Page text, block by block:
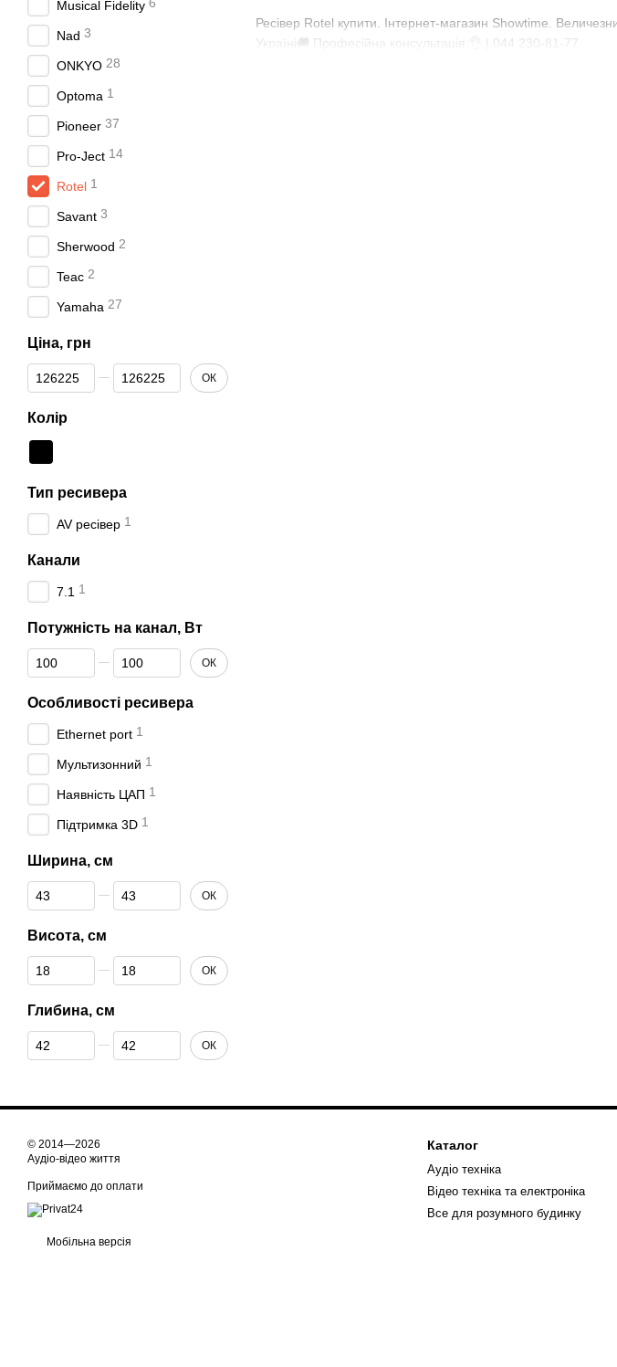
Ресівер Rotel купити. Інтернет-магазин Showtime.
Україні🚚 Професійна консультація:👌 | 044 230-81-77
Musical Fidelity
Nad 3
ONKYO 28
Optoma 1
Pioneer 37
Pro-Ject 14
Rotel 1
Savant 3
Sherwood 2
Teac 2
Yamaha 27
Ціна, грн
Від Ціна, грн
До Ціна, грн ОК
Колір
Тип ресивера
AV ресівер 1
Канали
7.1 1
Потужність на канал, Вт
Від Потужність на канал, Вт
До Потужність на канал, Вт ОК
Особливості ресивера
Ethernet port 1
Мультизонний 1
Наявність ЦАП 1
Підтримка 3D 1
Ширина, см
Від Ширина, см
До Ширина, см ОК
Висота, см
Від Висота, см
До Висота, см ОК
Глибина, см
Від Глибина, см
До Глибина, см ОК
© 2014—2026
Аудіо-відео життя
Приймаємо до оплати
Мобільна версія
Каталог
Аудіо техніка
Відео техніка та електроніка
Все для розумного будинку